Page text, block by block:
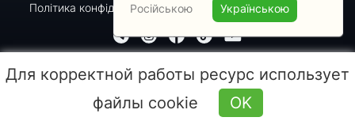
Політика конфіденційності Угода підписника
Копирование, перепечатка либо использование материалов данной страницы для
воспроизведения, переноса на другие носители информации запрещено. Время
последнего обновления: 09:55 (08.08.2026)
Російською Українською
Для корректной работы ресурс использует
файлы cookie
OK